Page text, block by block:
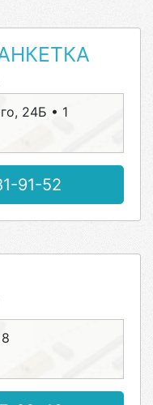
24Б • 1
91-52